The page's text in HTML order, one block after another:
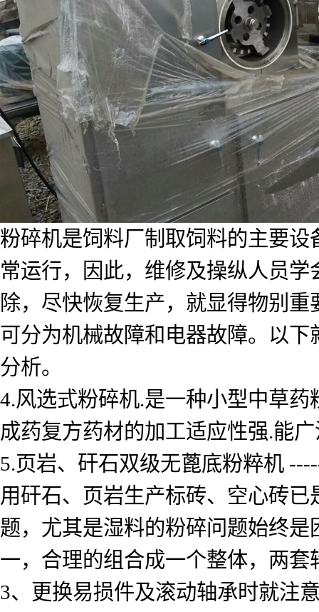
粉碎机是饲料厂制取饲料的主要
常运行，因此，维修及操纵人员
除，尽快恢复生产，就显得物别
可分为机械故障和电器故障。以
分析。
4.风选式粉碎机.是一种小型中草
成药复方药材的加工适应性强.能
5.页岩、矸石双级无蓖底粉粹机
用矸石、页岩生产标砖、空心砖
题，尤其是湿料的粉碎问题始终
一，合理的组合成一个整体，两套
3、更换易损件及滚动轴承时就注